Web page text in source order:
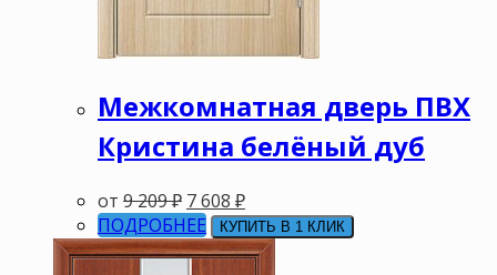
Межкомнатная дверь ПВХ
Кристина белёный дуб
от 9 209₽ 7 608 ₽
ПОДРОБНЕЕ
КУПИТЬ В 1 КЛИК